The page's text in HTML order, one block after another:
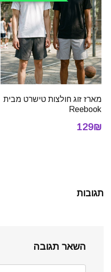
מארז זוג חולצות טישרט מבית
Reebook
129₪
תגובות
השאר תגובה